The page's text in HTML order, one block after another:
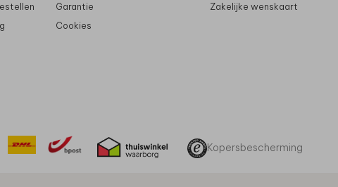
Garantie
Cookies
Zakelijke wenskaart
Kopersbescherming